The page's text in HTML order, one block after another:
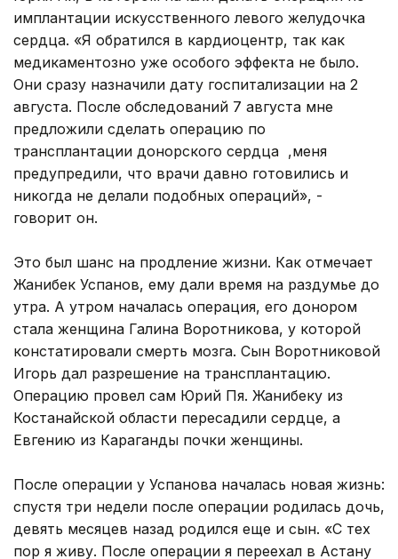
имплантации искусственного левого желудочка
сердца. «Я обратился в кардиоцентр, так как
медикаментозно уже особого эффекта не было.
Они сразу назначили дату госпитализации на 2
августа. После обследований 7 августа мне
предложили сделать операцию по
трансплантации донорского сердца ,меня
предупредили, что врачи давно готовились и
никогда не делали подобных операций», -
говорит он.
Это был шанс на продление жизни. Как отмечает
Жанибек Успанов, ему дали время на раздумье до
утра. А утром началась операция, его донором
стала женщина Галина Воротникова, у которой
констатировали смерть мозга. Сын Воротниковой
Игорь дал разрешение на трансплантацию.
Операцию провел сам Юрий Пя. Жанибеку из
Костанайской области пересадили сердце, а
Евгению из Караганды почки женщины.
После операции у Успанова началась новая жизнь:
спустя три недели после операции родилась дочь,
девять месяцев назад родился еще и сын. «С тех
пор я живу. После операции я переехал в Астану